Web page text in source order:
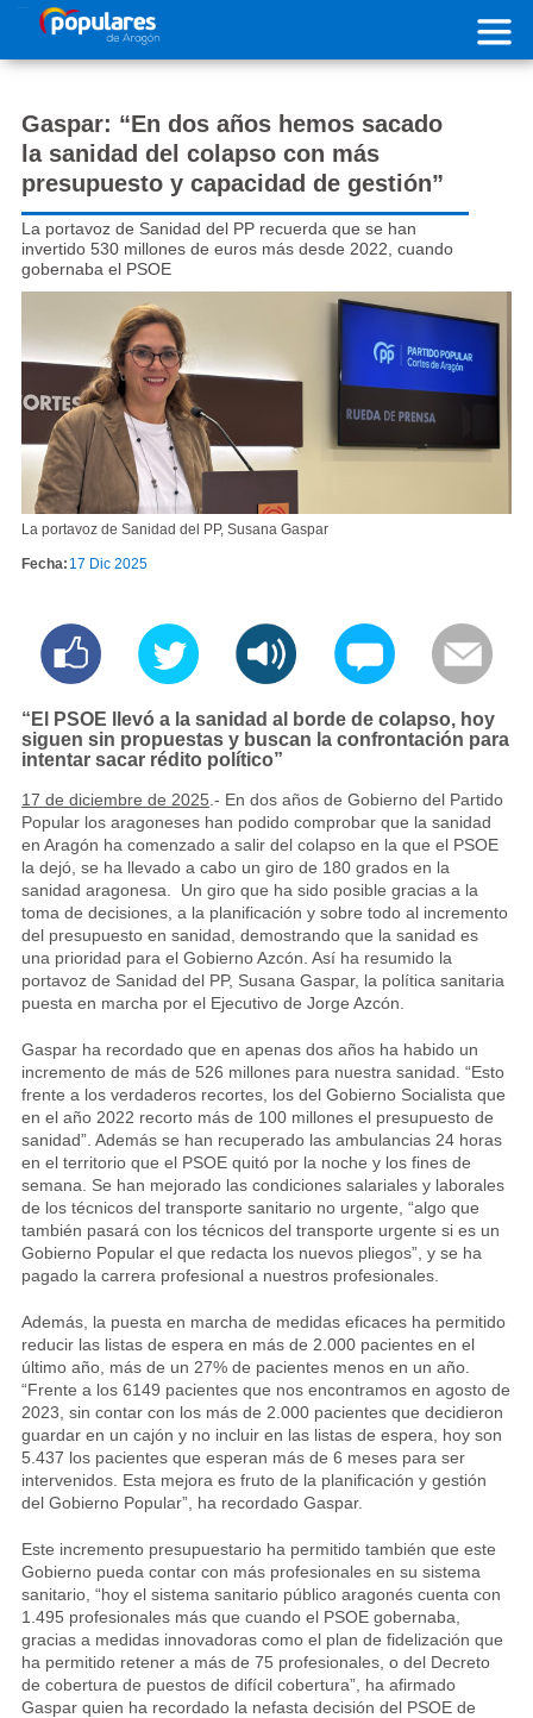
Pasar al contenido principal
Gaspar: “En dos años hemos sacado
la sanidad del colapso con más
presupuesto y capacidad de gestión”
La portavoz de Sanidad del PP recuerda que se han
invertido 530 millones de euros más desde 2022, cuando
gobernaba el PSOE
La portavoz de Sanidad del PP, Susana Gaspar
Fecha: 17 Dic 2025
“El PSOE llevó a la sanidad al borde de colapso, hoy
siguen sin propuestas y buscan la confrontación para
intentar sacar rédito político”
17 de diciembre de 2025 .- En dos años de Gobierno del Partido
Popular los aragoneses han podido comprobar que la sanidad
en Aragón ha comenzado a salir del colapso en la que el PSOE
la dejó, se ha llevado a cabo un giro de 180 grados en la
sanidad aragonesa. Un giro que ha sido posible gracias a la
toma de decisiones, a la planificación y sobre todo al incremento
del presupuesto en sanidad, demostrando que la sanidad es
una prioridad para el Gobierno Azcón. Así ha resumido la
portavoz de Sanidad del PP, Susana Gaspar, la política sanitaria
puesta en marcha por el Ejecutivo de Jorge Azcón.
Gaspar ha recordado que en apenas dos años ha habido un
incremento de más de 526 millones para nuestra sanidad. “Esto
frente a los verdaderos recortes, los del Gobierno Socialista que
en el año 2022 recorto más de 100 millones el presupuesto de
sanidad”. Además se han recuperado las ambulancias 24 horas
en el territorio que el PSOE quitó por la noche y los fines de
semana. Se han mejorado las condiciones salariales y laborales
de los técnicos del transporte sanitario no urgente, “algo que
también pasará con los técnicos del transporte urgente si es un
Gobierno Popular el que redacta los nuevos pliegos”, y se ha
pagado la carrera profesional a nuestros profesionales.
Además, la puesta en marcha de medidas eficaces ha permitido
reducir las listas de espera en más de 2.000 pacientes en el
último año, más de un 27% de pacientes menos en un año.
“Frente a los 6149 pacientes que nos encontramos en agosto de
2023, sin contar con los más de 2.000 pacientes que decidieron
guardar en un cajón y no incluir en las listas de espera, hoy son
5.437 los pacientes que esperan más de 6 meses para ser
intervenidos. Esta mejora es fruto de la planificación y gestión
del Gobierno Popular”, ha recordado Gaspar.
Este incremento presupuestario ha permitido también que este
Gobierno pueda contar con más profesionales en su sistema
sanitario, “hoy el sistema sanitario público aragonés cuenta con
1.495 profesionales más que cuando el PSOE gobernaba,
gracias a medidas innovadoras como el plan de fidelización que
ha permitido retener a más de 75 profesionales, o del Decreto
de cobertura de puestos de difícil cobertura”, ha afirmado
Gaspar quien ha recordado la nefasta decisión del PSOE de